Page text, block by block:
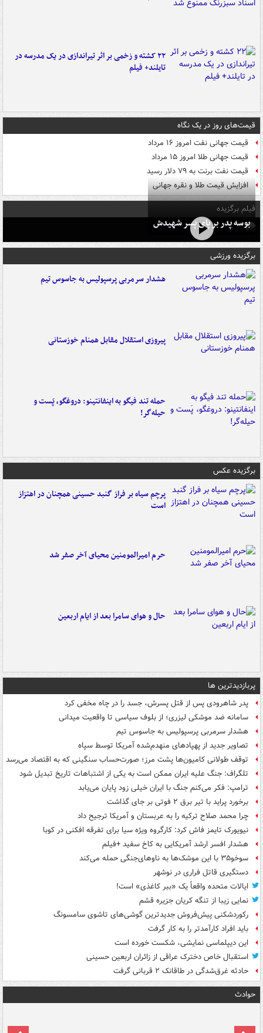
۲۲ کشته و زخمی بر اثر تیراندازی در یک مدرسه در
تایلند+ فیلم
قیمت‌های روز در یک نگاه
قیمت جهانی نفت امروز ۱۶ مرداد
قیمت جهانی طلا امروز ۱۵ مرداد
قیمت نفت برنت به ۷۹ دلار رسید
افزایش قیمت طلا و نقره جهانی
فیلم برگزیده
بوسه‌ پدر بر پای پسر شهیدش
برگزیده ورزشی
هشدار سرمربی پرسپولیس به جاسوس تیم
پیروزی استقلال مقابل همنام خوزستانی
حمله تند فیگو به اینفانتینو: دروغگو، پَست‌ و
حیله‌گر!
برگزیده عکس
پرچم سیاه بر فراز گنبد حسینی همچنان در اهتزاز
است
حرم امیرالمومنین محیای آخر صفر شد
حال و هوای سامرا بعد از ایام اربعین
پربازدیدترین ها
پدر شاهرودی پس از قتل پسرش، جسد را در چاه مخفی کرد
سامانه ضد موشکی لیزری؛ از بلوف سیاسی تا واقعیت میدانی
هشدار سرمربی پرسپولیس به جاسوس تیم
تصاویر جدید از پهپادهای منهدم‌شده آمریکا توسط سپاه
توقف طولانی کامیون‌ها پشت مرز؛ صورت‌حساب سنگینی که به اقتصاد می‌رسد
تلگراف: جنگ علیه ایران ممکن است به یکی از اشتباهات تاریخ تبدیل شود
ترامپ: فکر می‌کنم جنگ با ایران خیلی زود پایان می‌یابد
برخورد پراید با تیر برق ۲ فوتی بر جای گذاشت
چرا محمد صلاح ترکیه را به عربستان و آمریکا ترجیح داد
نیویورک تایمز فاش کرد: کارگروه ویژه سیا برای تفرقه افکنی در کوبا
هشدار افسر ارشد آمریکایی به کاخ سفید +فیلم
سوخو۳۵ با این موشک‌ها به ناوهای‌جنگی حمله می‌کند
دستگیری قاتل فراری در نوشهر
ایالات متحده واقعاً یک «ببر کاغذی» است!
نمایی زیبا از تنگه کریان جزیره قشم
رکوردشکنی پیش‌فروش جدیدترین گوشی‌های تاشوی سامسونگ
باید افراد کارآمدتر را به کار گرفت
این دیپلماسی نمایشی، شکست خورده است
استقبال خاص دخترک عراقی از زائران اربعین حسینی
حادثه غرق‌شدگی در طاقانک ۲ قربانی گرفت
حوادث